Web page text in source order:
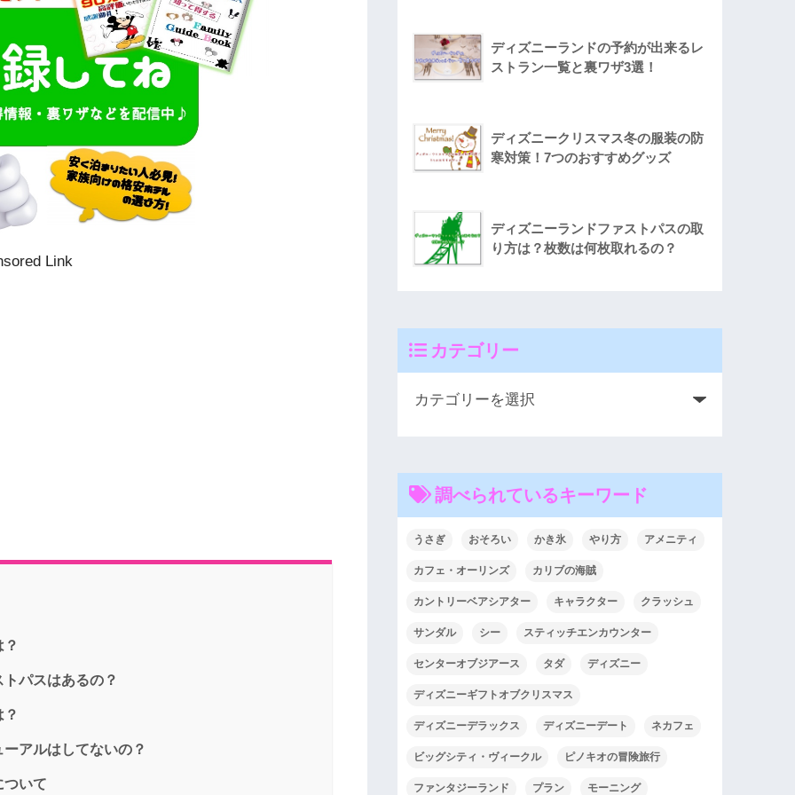
Link
パスはあるの？
アルはしてないの？
ついて
ディズニーランドの予約が出来るレ
ストラン一覧と裏ワザ3選！
ディズニークリスマス冬の服装の防
寒対策！7つのおすすめグッズ
ディズニーランドファストパスの取
り方は？枚数は何枚取れるの？
カテゴリー
調べられているキーワード
うさぎ おそろい かき氷 やり方 アメニティ
カフェ・オーリンズ カリブの海賊
カントリーベアシアター キャラクター クラッシュ
サンダル シー スティッチエンカウンター
センターオブジアース タダ ディズニー
ディズニーギフトオブクリスマス
ディズニーデラックス ディズニーデート ネカフェ
ビッグシティ・ヴィークル ピノキオの冒険旅行
ファンタジーランド プラン モーニング